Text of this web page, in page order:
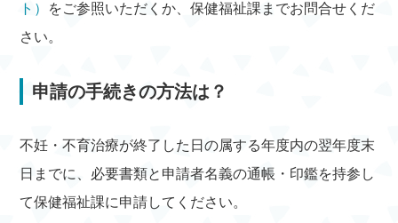
ト） をご参照いただくか、保健福祉課までお問合せくだ
さい。
申請の手続きの方法は？
不妊・不育治療が終了した日の属する年度内の翌年度末
日までに、必要書類と申請者名義の通帳・印鑑を持参し
て保健福祉課に申請してください。